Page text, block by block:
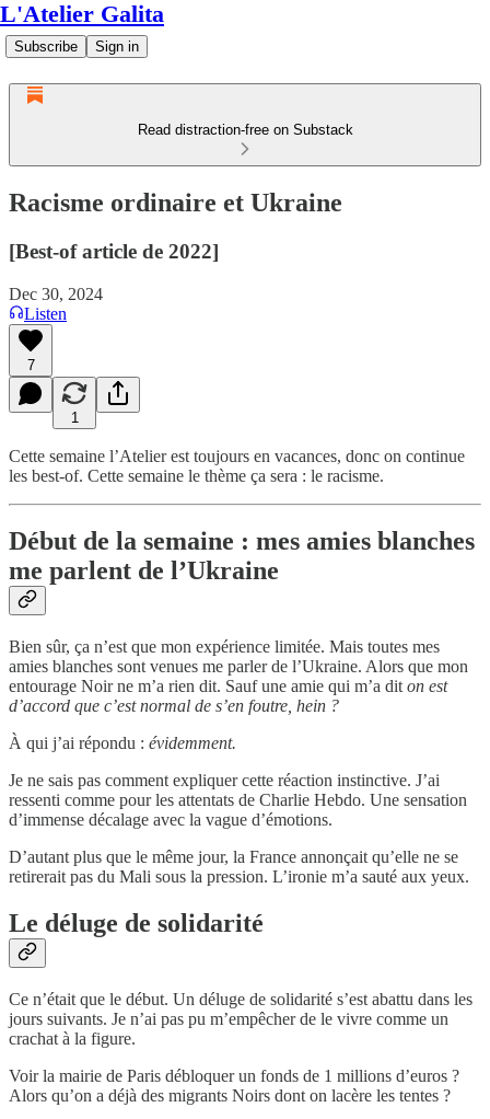
L'Atelier Galita
Subscribe Sign in
Read distraction-free on Substack
Racisme ordinaire et Ukraine
[Best-of article de 2022]
Dec 30, 2024
Listen
7
1
Cette semaine l’Atelier est toujours en vacances, donc on continue
les best-of. Cette semaine le thème ça sera : le racisme.
Début de la semaine : mes amies blanches
me parlent de l’Ukraine
Bien sûr, ça n’est que mon expérience limitée. Mais toutes mes
amies blanches sont venues me parler de l’Ukraine. Alors que mon
entourage Noir ne m’a rien dit. Sauf une amie qui m’a dit on est
d’accord que c’est normal de s’en foutre, hein ?
À qui j’ai répondu : évidemment.
Je ne sais pas comment expliquer cette réaction instinctive. J’ai
ressenti comme pour les attentats de Charlie Hebdo. Une sensation
d’immense décalage avec la vague d’émotions.
D’autant plus que le même jour, la France annonçait qu’elle ne se
retirerait pas du Mali sous la pression. L’ironie m’a sauté aux yeux.
Le déluge de solidarité
Ce n’était que le début. Un déluge de solidarité s’est abattu dans les
jours suivants. Je n’ai pas pu m’empêcher de le vivre comme un
crachat à la figure.
Voir la mairie de Paris débloquer un fonds de 1 millions d’euros ?
Alors qu’on a déjà des migrants Noirs dont on lacère les tentes ?